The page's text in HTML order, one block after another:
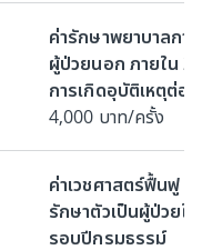
ค่ารักษาพยาบาลกา
ผู้ป่วยนอก ภายใน
การเกิดอุบัติเหตุต่อ
4,000 บาท/ครั้ง
ค่าเวชศาสตร์ฟื้นฟู ห
รักษาตัวเป็นผู้ป่วยใ
รอบปีกรมธรรม์